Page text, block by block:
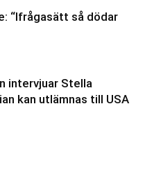
“Ifrågasätt så dödar
intervjuar Stella
kan utlämnas till USA